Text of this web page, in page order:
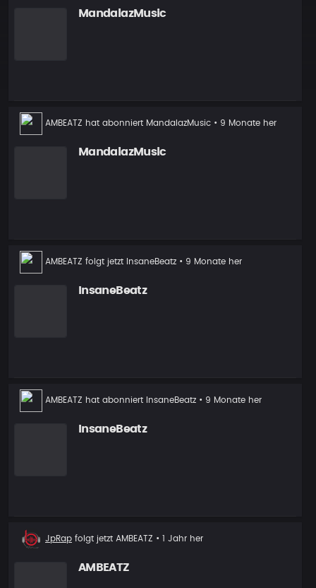
MandalazMusic
AMBEATZ hat abonniert MandalazMusic • 9 Monate her
MandalazMusic
Neuer
AMBEATZ folgt jetzt InsaneBeatz • 9 Monate her
InsaneBeatz
AMBEATZ hat abonniert InsaneBeatz • 9 Monate her
InsaneBeatz
Neuer
Follower
JpRap folgt jetzt AMBEATZ • 1 Jahr her
AMBEATZ